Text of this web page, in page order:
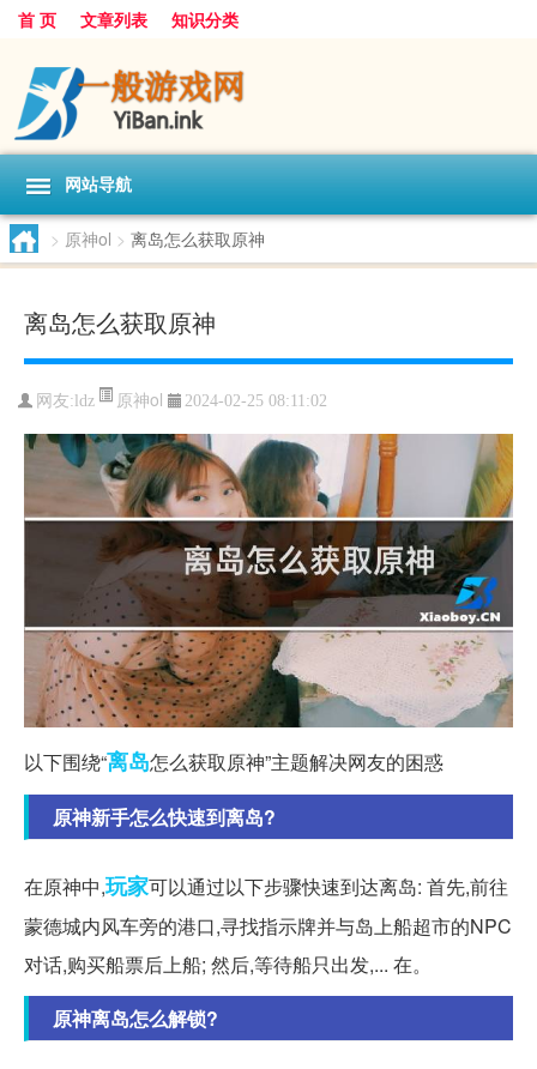
首 页 文章列表 知识分类
网站导航
> 原神ol > 离岛怎么获取原神
离岛怎么获取原神
网友: ldz 原神ol 2024-02-25 08:11:02
以下围绕“离岛怎么获取原神”主题解决网友的困惑
原神新手怎么快速到离岛?
在原神中,玩家可以通过以下步骤快速到达离岛: 首先,前往
蒙德城内风车旁的港口,寻找指示牌并与岛上船超市的NPC
对话,购买船票后上船; 然后,等待船只出发,... 在。
原神离岛怎么解锁?